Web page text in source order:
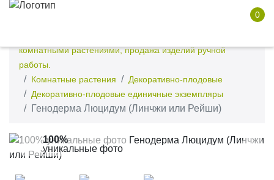
0
комнатными растениями, продажа изделий ручной
работы.
Комнатные растения
Декоративно-плодовые
Декоративно-плодовые единичные экземпляры
Генодерма Люцидум (Линчжи или Рейши)
100%
уникальные фото